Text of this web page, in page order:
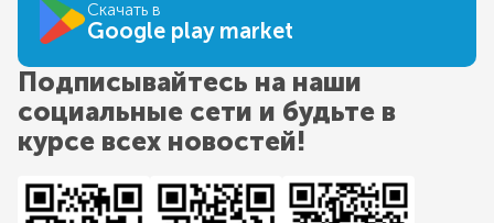
Скачать в
Google play market
Подписывайтесь на наши
социальные сети и будьте в
курсе всех новостей!